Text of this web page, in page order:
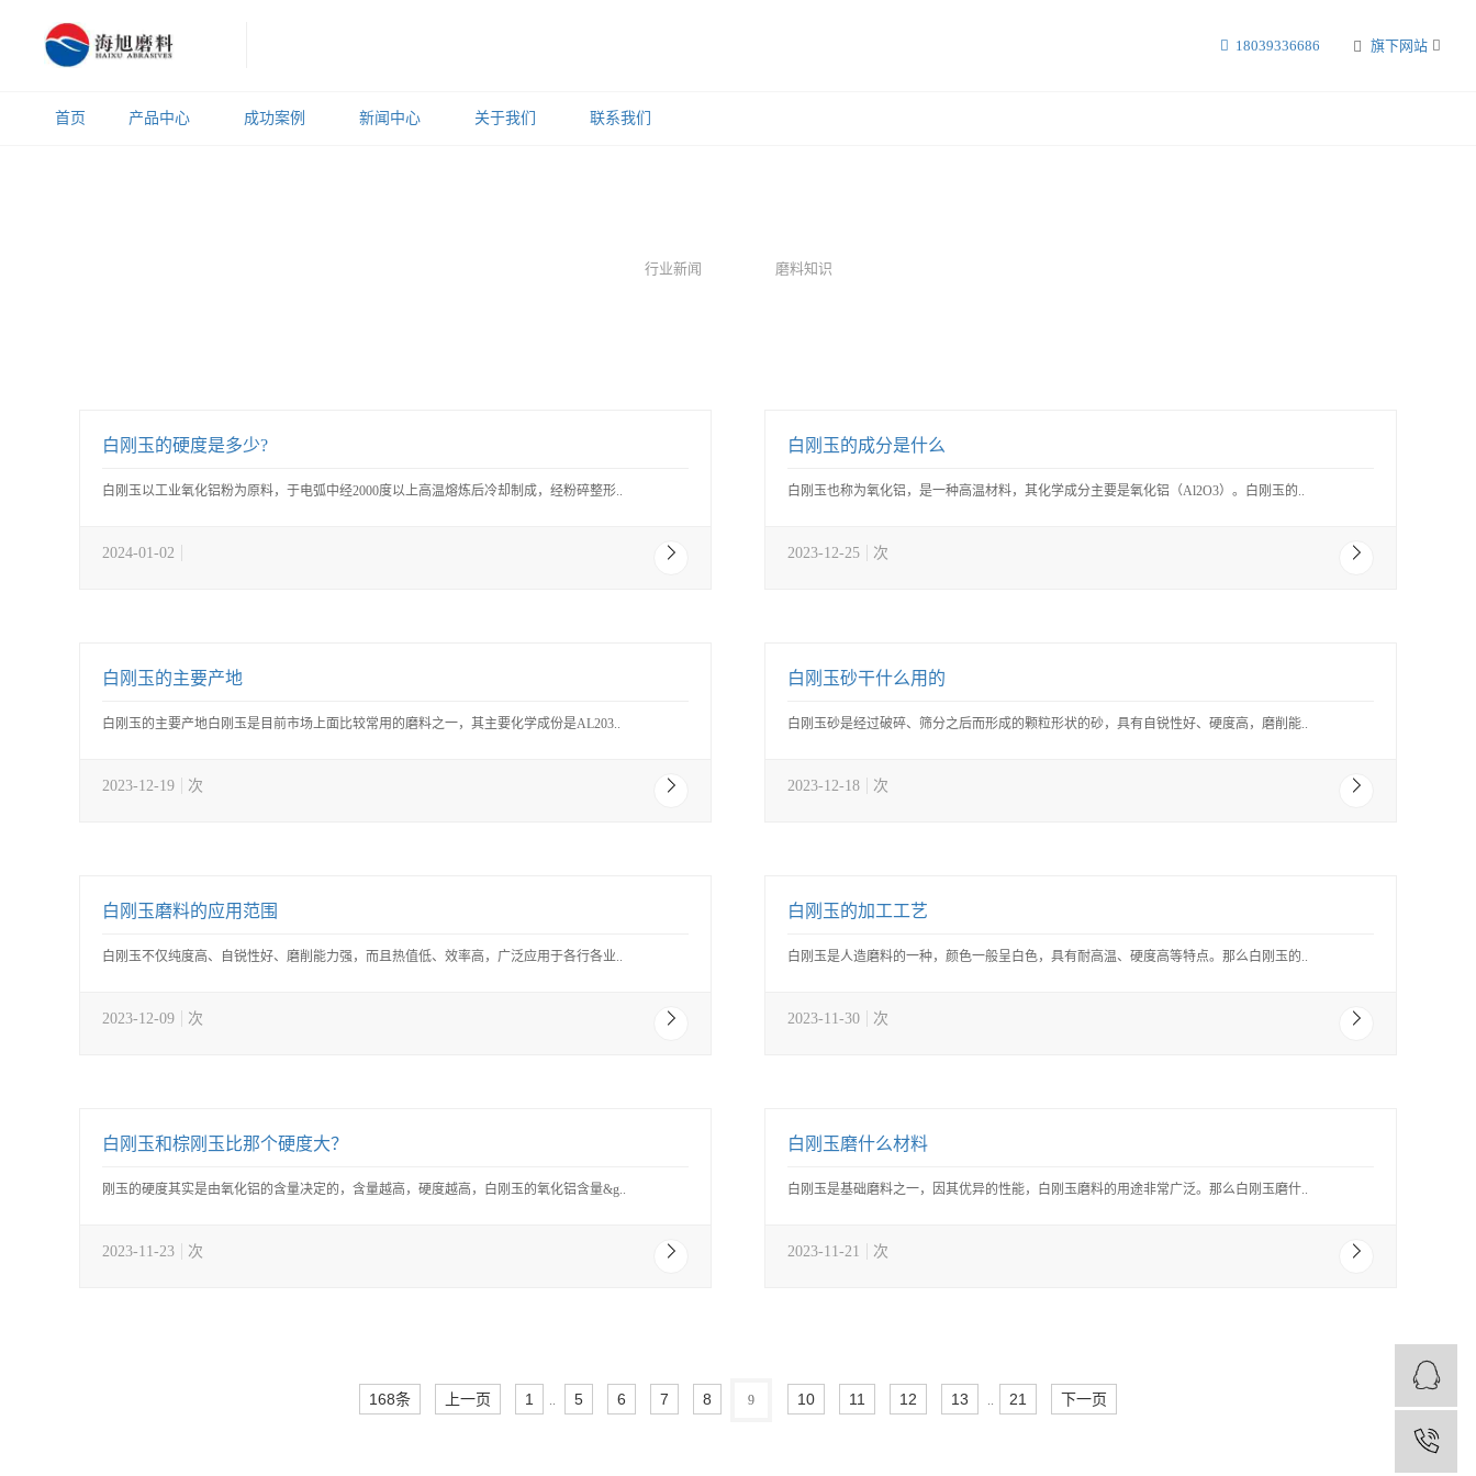
旗下网站
18039336686
首页 产品中心 成功案例 新闻中心 关于我们 联系我们
行业新闻 磨料知识
白刚玉的硬度是多少?
白刚玉以工业氧化铝粉为原料，于电弧中经2000度以上高温熔炼后冷却制成，经粉碎整形..
2024-01-02
白刚玉的成分是什么
白刚玉也称为氧化铝，是一种高温材料，其化学成分主要是氧化铝（Al2O3）。白刚玉的..
2023-12-25 次
白刚玉的主要产地
白刚玉的主要产地白刚玉是目前市场上面比较常用的磨料之一，其主要化学成份是AL203..
2023-12-19 次
白刚玉砂干什么用的
白刚玉砂是经过破碎、筛分之后而形成的颗粒形状的砂，具有自锐性好、硬度高，磨削能..
2023-12-18 次
白刚玉磨料的应用范围
白刚玉不仅纯度高、自锐性好、磨削能力强，而且热值低、效率高，广泛应用于各行各业..
2023-12-09 次
白刚玉的加工工艺
白刚玉是人造磨料的一种，颜色一般呈白色，具有耐高温、硬度高等特点。那么白刚玉的..
2023-11-30 次
白刚玉和棕刚玉比那个硬度大？
刚玉的硬度其实是由氧化铝的含量决定的，含量越高，硬度越高，白刚玉的氧化铝含量&g..
2023-11-23 次
白刚玉磨什么材料
白刚玉是基础磨料之一，因其优异的性能，白刚玉磨料的用途非常广泛。那么白刚玉磨什..
2023-11-21 次
168条 上一页 1 .. 5 6 7 8 9 10 11 12 13 .. 21 下一页